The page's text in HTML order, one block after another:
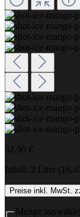
32,90 €
Inhalt: 2 Liter
Preise inkl. MwSt.
Menge